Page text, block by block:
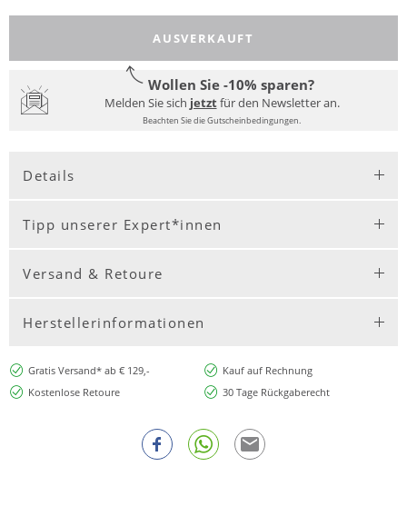
AUSVERKAUFT
Wollen Sie -10% sparen?
Melden Sie sich jetztfür den Newsletter an.
Beachten Sie die Gutscheinbedingungen.
Details
Tipp unserer Expert*innen
Versand & Retoure
Herstellerinformationen
Gratis Versand* ab € 129,-
Kauf auf Rechnung
Kostenlose Retoure
30 Tage Rückgaberecht